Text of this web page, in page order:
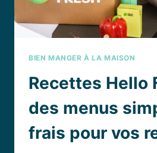
BIEN MANGER À LA MAISON
Recettes Hello
des menus
frais pour vos